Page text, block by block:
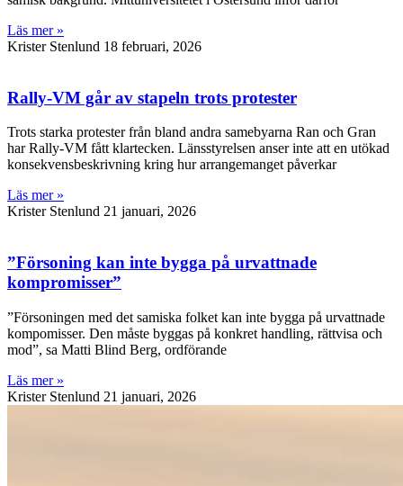
Läs mer »
Krister Stenlund 18 februari, 2026
Rally-VM går av stapeln trots protester
Trots starka protester från bland andra samebyarna Ran och Gran
har Rally-VM fått klartecken. Länsstyrelsen anser inte att en utökad
konsekvensbeskrivning kring hur arrangemanget påverkar
Läs mer »
Krister Stenlund 21 januari, 2026
”Försoning kan inte bygga på urvattnade
kompromisser”
”Försoningen med det samiska folket kan inte bygga på urvattnade
kompomisser. Den måste byggas på konkret handling, rättvisa och
mod”, sa Matti Blind Berg, ordförande
Läs mer »
Krister Stenlund 21 januari, 2026